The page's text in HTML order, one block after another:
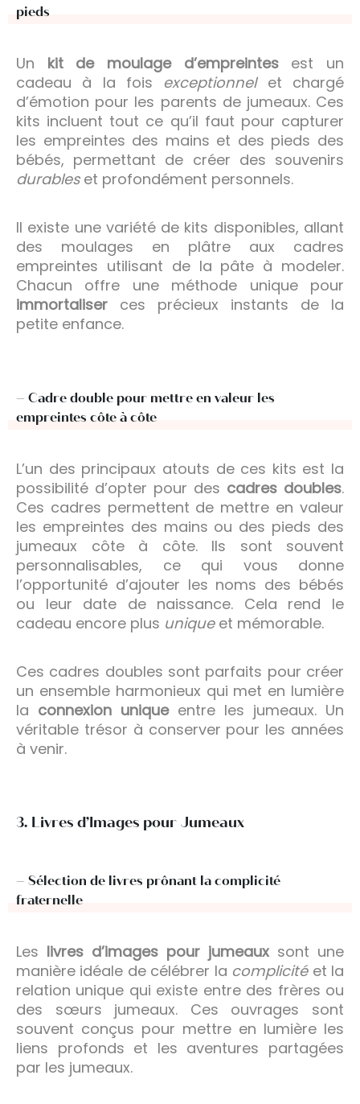
pieds
Un kit de moulage d’empreintesest un
cadeau à la fois exceptionnelet chargé
d’émotion pour les parents de jumeaux. Ces
kits incluent tout ce qu’il faut pour capturer
les empreintes des mains et des pieds des
bébés, permettant de créer des souvenirs
durableset profondément personnels.
Il existe une variété de kits disponibles, allant
des moulages en plâtre aux cadres
empreintes utilisant de la pâte à modeler.
Chacun offre une méthode unique pour
immortaliser ces précieux instants de la
petite enfance.
– Cadre double pour mettre en valeur les
empreintes côte à côte
L’un des principaux atouts de ces kits est la
possibilité d’opter pour des cadres doubles.
Ces cadres permettent de mettre en valeur
les empreintes des mains ou des pieds des
jumeaux côte à côte. Ils sont souvent
personnalisables, ce qui vous donne
l’opportunité d’ajouter les noms des bébés
ou leur date de naissance. Cela rend le
cadeau encore plus uniqueet mémorable.
Ces cadres doubles sont parfaits pour créer
un ensemble harmonieux qui met en lumière
la connexion uniqueentre les jumeaux. Un
véritable trésor à conserver pour les années
à venir.
3. Livres d’Images pour Jumeaux
– Sélection de livres prônant la complicité
fraternelle
Les livres d’images pour jumeaux sont une
manière idéale de célébrer la complicitéet la
relation unique qui existe entre des frères ou
des sœurs jumeaux. Ces ouvrages sont
souvent conçus pour mettre en lumière les
liens profonds et les aventures partagées
par les jumeaux.